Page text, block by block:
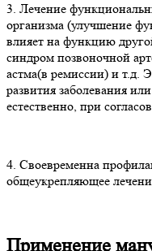
3. Лечение
организма (улучшение
влияет на функцию
синдром позвоночной
астма(в ремиссии) и т.д.
развития заболевания
естественно, при
4. Своевременна
общеукрепляющее
Применение